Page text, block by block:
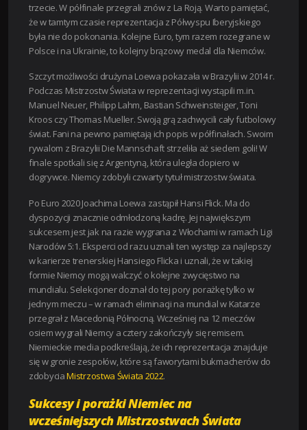
trzecie. W półfinale przegrali znów z La Roją. Warto pamiętać,
że w tamtym czasie reprezentacja z Półwyspu Iberyjskiego
była nie do pokonania. Kolejne Euro, tym razem rozegrane w
Polsce i na Ukrainie, to kolejny brązowy medal dla Niemców.
Szczyt możliwości drużyna Loewa pokazała w Brazylii w 2014 r.
Podczas Mistrzostw Świata w reprezentacji wystąpili m.in.
Manuel Neuer, Philipp Lahm, Bastian Schweinsteiger, Toni
Kroos czy Thomas Mueller. Swoją grą zachwycili cały futbolowy
świat. Fani na pewno pamiętają ich popis w półfinałach. Swoim
rywalom z Brazylii Die Mannschaft strzeliła aż siedem goli! W
finale spotkali się z Argentyną, która uległa dopiero w
dogrywce. Niemcy zdobyli czwarty tytuł mistrzostw świata.
Po Euro 2020 Joachima Loewa zastąpił Hansi Flick. Ma do
dyspozycji znacznie odmłodzoną kadrę. Jej największym
sukcesem jest jak na razie wygrana z Włochami w ramach Ligi
Narodów 5:1. Eksperci od razu uznali ten występ za najlepszy
w karierze trenerskiej Hansiego Flicka i uznali, że w takiej
formie Niemcy mogą walczyć o kolejne zwycięstwo na
mundialu. Selekcjoner doznał do tej pory porażkę tylko w
jednym meczu – w ramach eliminacji na mundial w Katarze
przegrał z Macedonią Północną. Wcześniej na 12 meczów
osiem wygrali Niemcy a cztery zakończyły się remisem.
Niemieckie media podkreślają, że ich reprezentacja znajduje
się w gronie zespołów, które są faworytami bukmacherów do
zdobyciaMistrzostwa Świata 2022.
Sukcesy i porażki Niemiec na
wcześniejszych Mistrzostwach Świata